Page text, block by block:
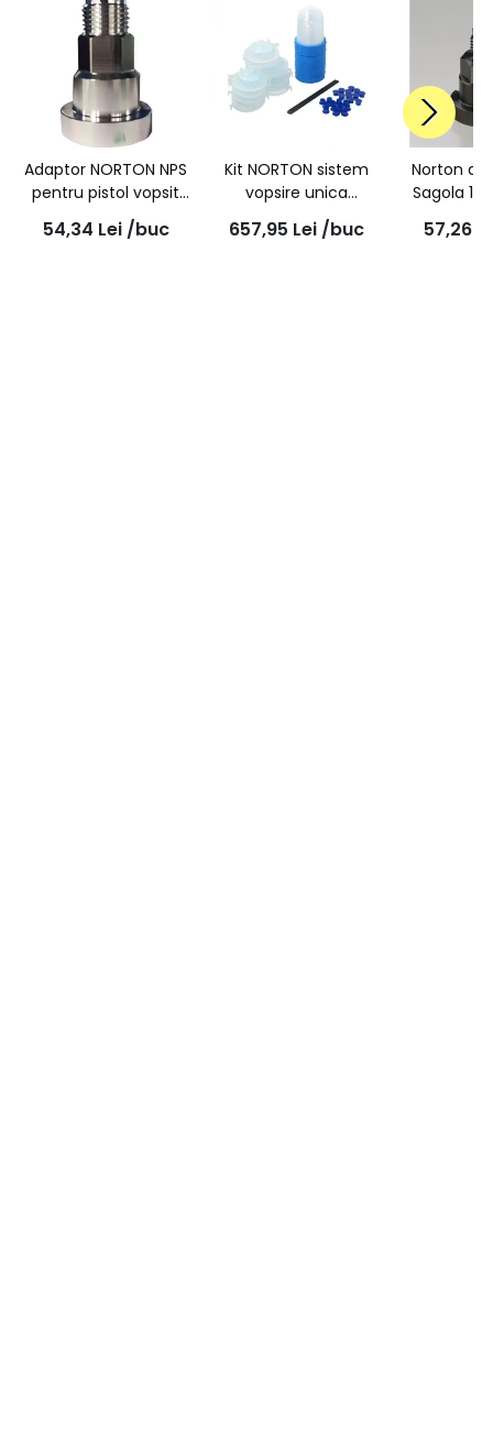
Adaptor NORTON NPS
pentru pistol vopsit
SATA, Nr 9A.1 (Norton
Paint System)
54,34 Lei /buc
Kit NORTON sistem
vopsire unica
folosinta, Paint
Systems Plus - NPS
657,95 Lei /buc
Norton
Sagola
(4100,
57,26